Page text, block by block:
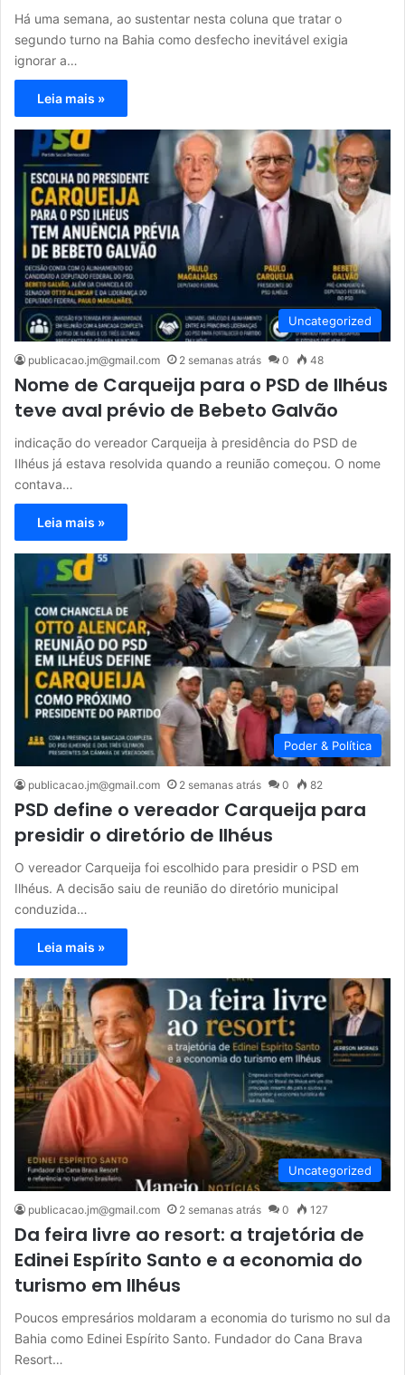
Há uma semana, ao sustentar nesta coluna que tratar o
segundo turno na Bahia como desfecho inevitável exigia
ignorar a…
Leia mais »
Uncategorized
publicacao.jm@gmail.com 2 semanas atrás 0 48
Nome de Carqueija para o PSD de Ilhéus
teve aval prévio de Bebeto Galvão
indicação do vereador Carqueija à presidência do PSD de
Ilhéus já estava resolvida quando a reunião começou. O nome
contava…
Leia mais »
Poder & Política
publicacao.jm@gmail.com 2 semanas atrás 0 82
PSD define o vereador Carqueija para
presidir o diretório de Ilhéus
O vereador Carqueija foi escolhido para presidir o PSD em
Ilhéus. A decisão saiu de reunião do diretório municipal
conduzida…
Leia mais »
Uncategorized
publicacao.jm@gmail.com 2 semanas atrás 0 127
Da feira livre ao resort: a trajetória de
Edinei Espírito Santo e a economia do
turismo em Ilhéus
Poucos empresários moldaram a economia do turismo no sul da
Bahia como Edinei Espírito Santo. Fundador do Cana Brava
Resort…